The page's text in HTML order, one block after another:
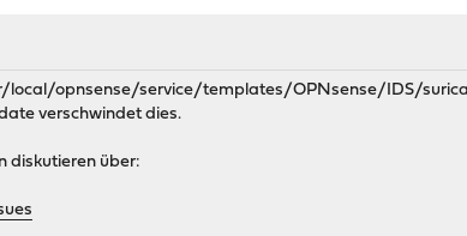
local/opnsense/service/templates/OPNsense/IDS/
verschwindet dies.
diskutieren über: